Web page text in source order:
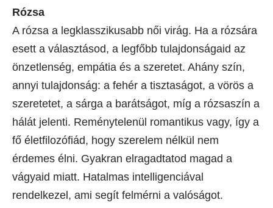
Rózsa
A rózsa a legklasszikusabb női virág. Ha a rózsára
esett a választásod, a legfőbb tulajdonságaid az
önzetlenség, empátia és a szeretet. Ahány szín,
annyi tulajdonság: a fehér a tisztaságot, a vörös a
szeretetet, a sárga a barátságot, míg a rózsaszín a
hálát jelenti. Reménytelenül romantikus vagy, így a
fő életfilozófiád, hogy szerelem nélkül nem
érdemes élni. Gyakran elragadtatod magad a
vágyaid miatt. Hatalmas intelligenciával
rendelkezel, ami segít felmérni a valóságot.